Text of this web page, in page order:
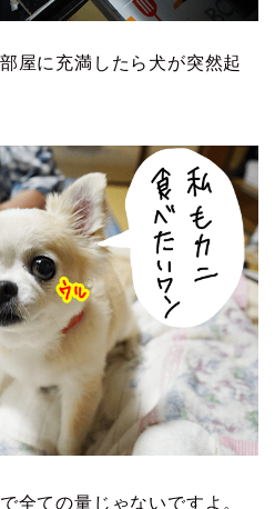
屋に充満したら犬が突然起
全ての量じゃないですよ。